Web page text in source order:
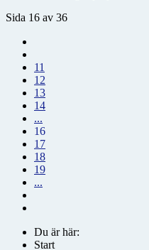
Sida 16 av 36
11
12
13
14
...
16
17
18
19
...
Du är här:
Start